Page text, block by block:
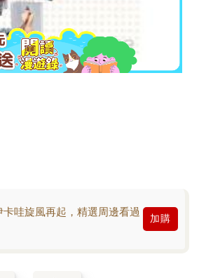
哇旋風再起，精選周邊看過
加購